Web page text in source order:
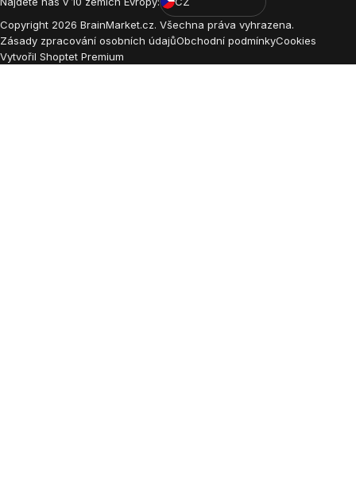
Copyright 2026 BrainMarket.cz. Všechna práva vyhrazena.
Zásady zpracování osobních údajůObchodní podmínkyCookies
Vytvořil Shoptet Premium